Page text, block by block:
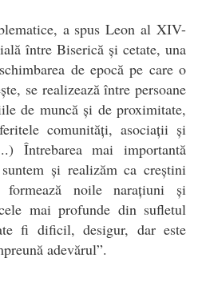
a spus Leon al XIV-
între Biserică și cetate, una
de epocă pe care o
se realizează între persoane
de muncă și de proximitate,
comunități, asociații și
Întrebarea mai importantă
și realizăm ca creștini
noile narațiuni și
mai profunde din sufletul
fi dificil, desigur, dar este
adevărul”.